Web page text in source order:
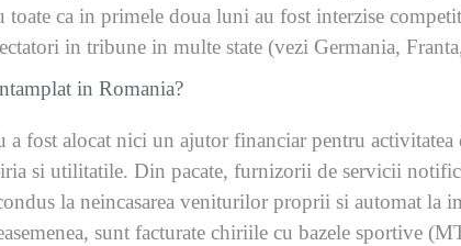
toate ca in primele doua luni au fost interzise
in tribune in multe state (vezi Germania,
in Romania?
a fost alocat nici un ajutor financiar pentru
si utilitatile. Din pacate, furnizorii de servicii
la neincasarea veniturilor proprii si automat la
sunt facturate chiriile cu bazele sportive